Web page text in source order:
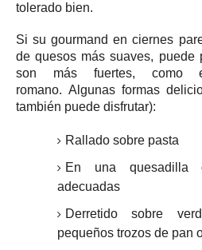
tolerado bien.
Si su gourmand en ciernes
de quesos más suaves, puede
son más fuertes, como
romano. Algunas formas
también puede disfrutar):
Rallado sobre pasta
En una quesadilla
adecuadas
Derretido sobre
pequeños trozos de pan